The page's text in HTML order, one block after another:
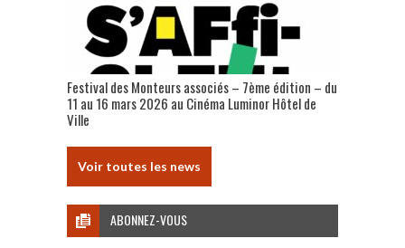
Festival des Monteurs associés – 7ème édition – du
11 au 16 mars 2026 au Cinéma Luminor Hôtel de
Ville
Voir toutes les news
ABONNEZ-VOUS